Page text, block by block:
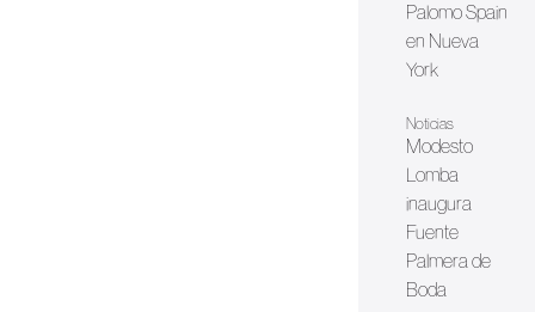
Palomo Spain
en Nueva
York
Noticias
Modesto
Lomba
inaugura
Fuente
Palmera de
Boda